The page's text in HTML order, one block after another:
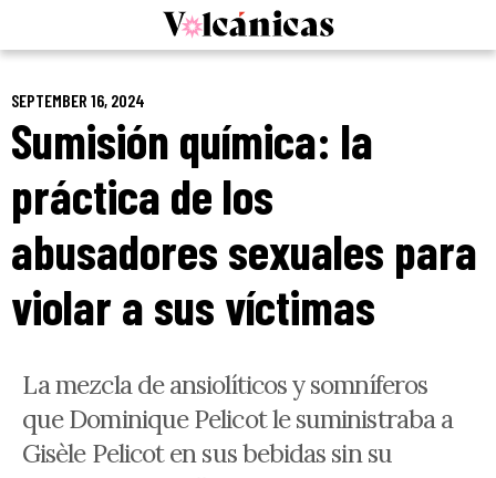
SEPTEMBER 16, 2024
Sumisión química: la
práctica de los
abusadores sexuales para
violar a sus víctimas
La mezcla de ansiolíticos y somníferos
que Dominique Pelicot le suministraba a
Gisèle Pelicot en sus bebidas sin su